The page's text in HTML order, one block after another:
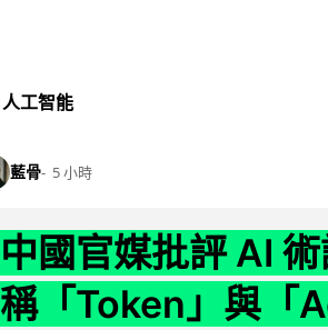
人工智能
藍骨 5 小時
中國官媒批評 AI
稱「Token」與「